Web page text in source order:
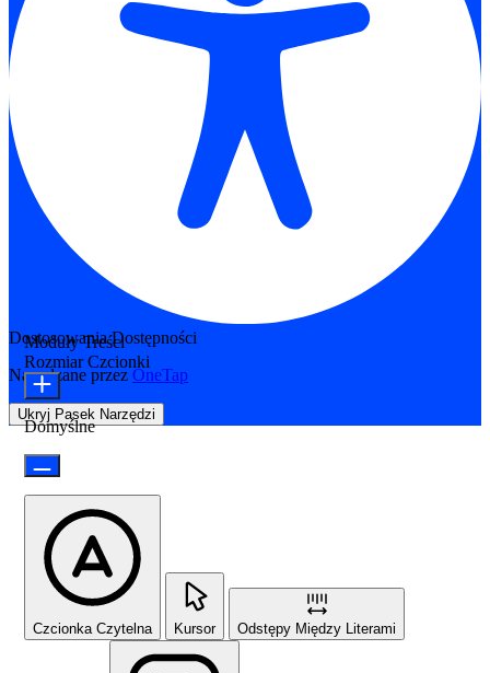
Dostosowania Dostępności
Napędzane przez OneTap
Ukryj Pasek Narzędzi
Moduły Treści
Rozmiar Czcionki
Domyślne
Czcionka Czytelna Kursor Odstępy Między Literami